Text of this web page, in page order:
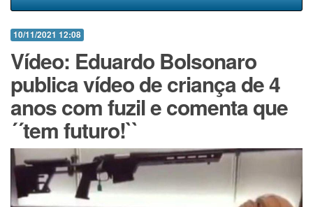
10/11/2021 12:08
Vídeo: Eduardo Bolsonaro
publica vídeo de criança de 4
anos com fuzil e comenta que
´´tem futuro!``